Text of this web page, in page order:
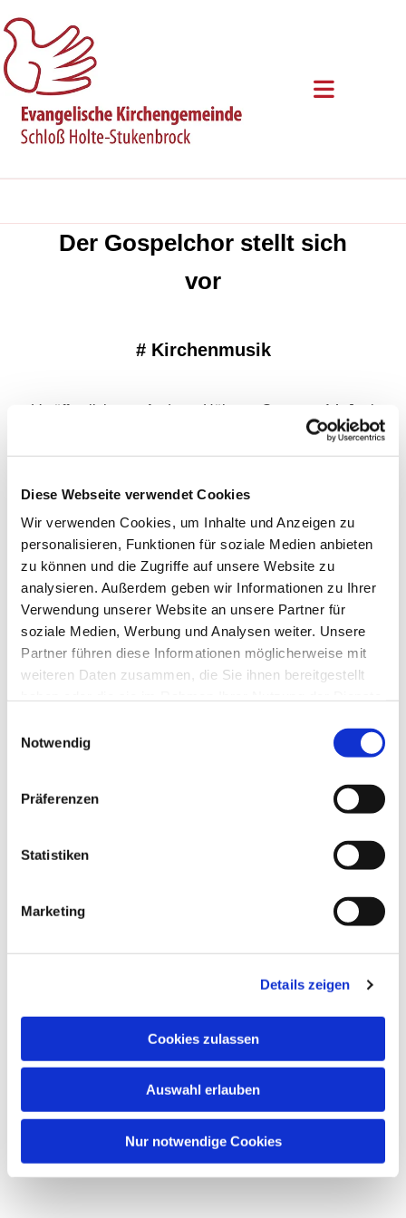
Diese Webseite verwendet Cookies
Wir verwenden Cookies, um Inhalte und Anzeigen zu
personalisieren, Funktionen für soziale Medien anbieten
zu können und die Zugriffe auf unsere Website zu
analysieren. Außerdem geben wir Informationen zu Ihrer
Verwendung unserer Website an unsere Partner für
soziale Medien, Werbung und Analysen weiter. Unsere
Partner führen diese Informationen möglicherweise mit
weiteren Daten zusammen, die Sie ihnen bereitgestellt
Notwendig
Präferenzen
Statistiken
Marketing
Details zeigen
Cookies zulassen
Auswahl erlauben
Nur notwendige Cookies
Der Gospelchor stellt sich
vor
# Kirchenmusik
Veröffentlicht von Andreas Höhr am Sonntag, 14. Juni
© ev-kirche-shs.de
Der Gospelchor stellt sich vor
Gospelchors "Spiritual Harmony Singers"
wurde
Dies könnte Sie auch
interessieren